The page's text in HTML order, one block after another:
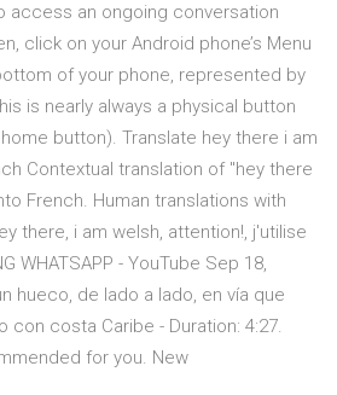
access an ongoing conversation
click on your Android phone’s Menu
of your phone, represented by
is nearly always a physical button
button). Translate hey there i am
Contextual translation of "hey there
French. Human translations with
there, i am welsh, attention!, j'utilise
WHATSAPP - YouTube Sep 18,
hueco, de lado a lado, en vía que
con costa Caribe - Duration: 4:27.
for you. New